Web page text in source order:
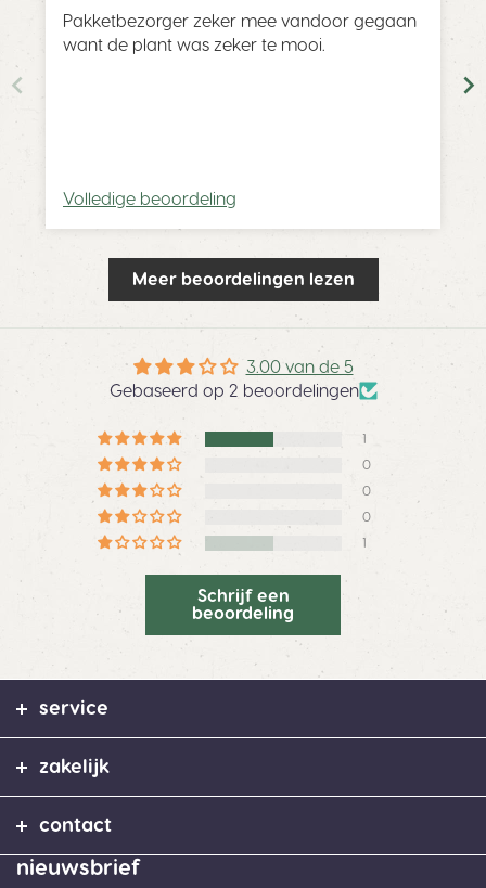
ontvangen.
Pakketbezorger zeker mee vandoor gegaan
want de plant was zeker te mooi.
Volledige beoordeling
Meer beoordelingen lezen
3.00 van de 5
Gebaseerd op 2 beoordelingen
1
0
0
0
1
Schrijf een
beoordeling
nieuwsbrief
service
zakelijk
contact